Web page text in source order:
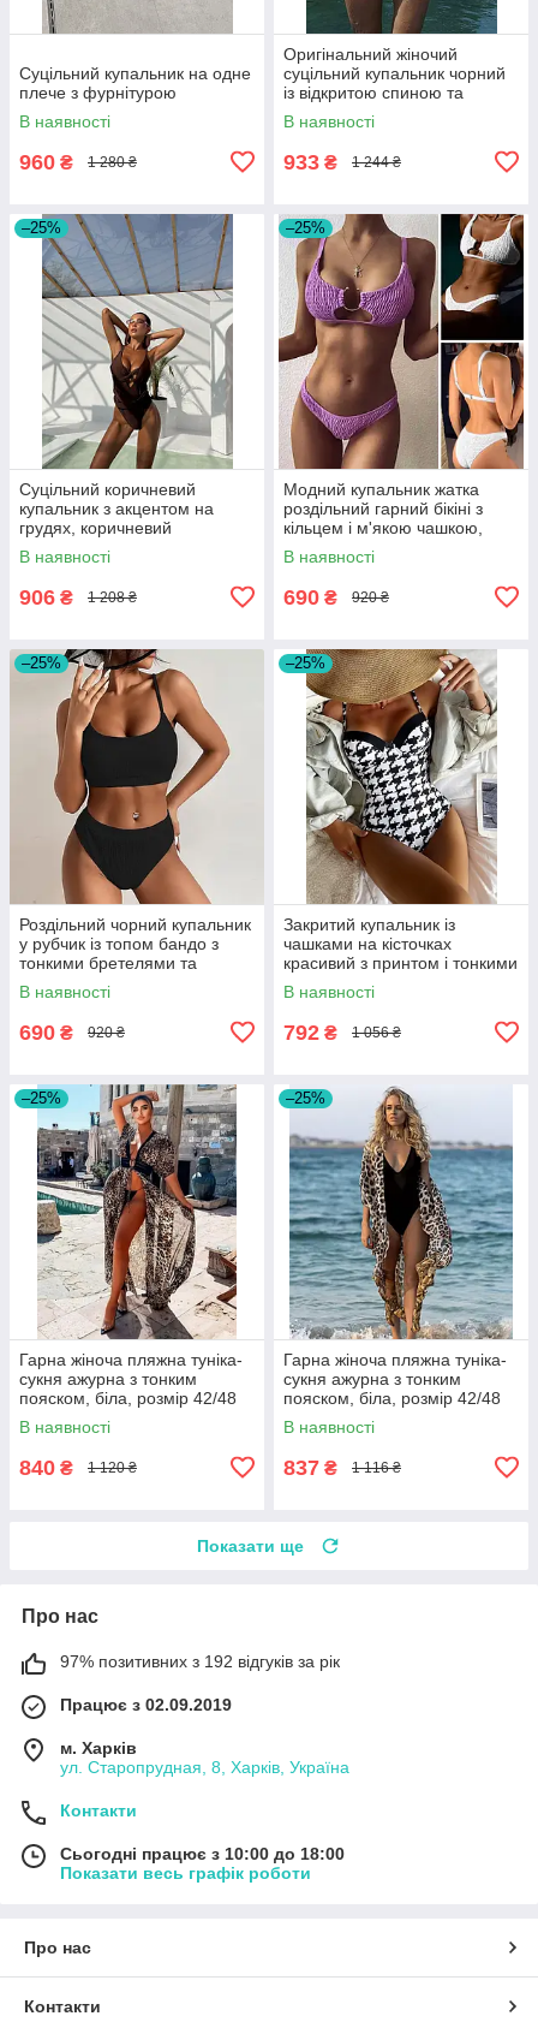
Суцільний купальник на одне
плече з фурнітурою
В наявності
960 ₴ 1 280 ₴
Оригінальний жіночий
суцільний купальник чорний
із відкритою спиною та
вирізом на грудях розміри S,
M, L
В наявності
933 ₴ 1 244 ₴
–25%
Суцільний коричневий
купальник з акцентом на
грудях, коричневий
В наявності
906 ₴ 1 208 ₴
–25%
Модний купальник жатка
роздільний гарний бікіні з
кільцем і м'якою чашкою,
бузковий, білий, розмір S, M,
L
В наявності
690 ₴ 920 ₴
–25%
Роздільний чорний купальник
у рубчик із топом бандо з
тонкими бретелями та
високою посадкою, розмір S,
M, L
В наявності
690 ₴ 920 ₴
–25%
Закритий купальник із
чашками на кісточках
красивий з принтом і тонкими
бретелями, чорно-білий,
розмір S, M, L
В наявності
792 ₴ 1 056 ₴
–25%
Гарна жіноча пляжна туніка-
сукня ажурна з тонким
пояском, біла, розмір 42/48
В наявності
840 ₴ 1 120 ₴
–25%
Гарна жіноча пляжна туніка-
сукня ажурна з тонким
пояском, біла, розмір 42/48
В наявності
837 ₴ 1 116 ₴
Показати ще
Про нас
97% позитивних з 192 відгуків за рік
Працює з 02.09.2019
м. Харків
ул. Старопрудная, 8, Харків, Україна
Контакти
Сьогодні працює з 10:00 до 18:00
Показати весь графік роботи
Про нас
Контакти